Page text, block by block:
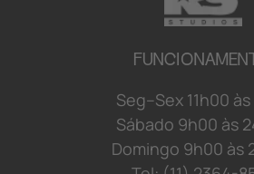
Seg–Sex 11h00 às
Sábado 9h00 às 2
Domingo 9h00 às